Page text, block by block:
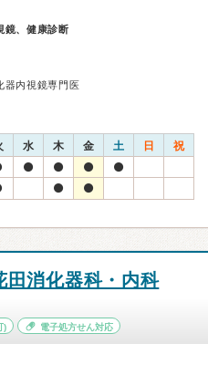
鏡、健康診断
器内視鏡専門医
水 木 金 土 日 祝
田消化器科・内科
) 電子処方せん対応